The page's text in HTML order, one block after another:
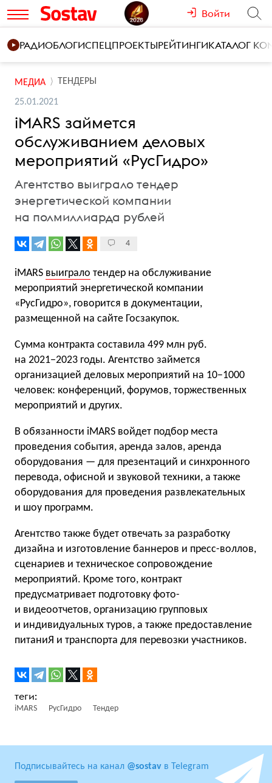
Войти
РАДИОБЛОГИСПЕЦПРОЕКТЫРЕЙТИНГИКАТАЛОГ
МЕДИА ТЕНДЕРЫ
25.01.2021
iMARS займется
обслуживанием деловых
мероприятий «РусГидро»
Агентство выиграло тендер
энергетической компании
на полмиллиарда рублей
4
iMARS выиграло тендер на обслуживание
мероприятий энергетической компании
«РусГидро», говорится в документации,
размещенной на сайте Госзакупок.
Сумма контракта составила 499 млн руб.
на 2021−2023 годы. Агентство займется
организацией деловых мероприятий на 10−1000
человек: конференций, форумов, торжественных
мероприятий и других.
В обязанности iMARS войдет подбор места
проведения события, аренда залов, аренда
оборудования — для презентаций и синхронного
перевода, офисной и звуковой техники, а также
оборудования для проведения развлекательных
и шоу программ.
Агентство также будет отвечать за разработку
дизайна и изготовление баннеров и пресс-воллов,
сценариев и техническое сопровождение
мероприятий. Кроме того, контракт
предусматривает подготовку фото-
и видеоотчетов, организацию групповых
и индивидуальных туров, а также предоставление
питаниЯ и транспорта для перевозки участников.
iMARS РусГидро Тендер
Подписывайтесь на канал @sostav в Telegram